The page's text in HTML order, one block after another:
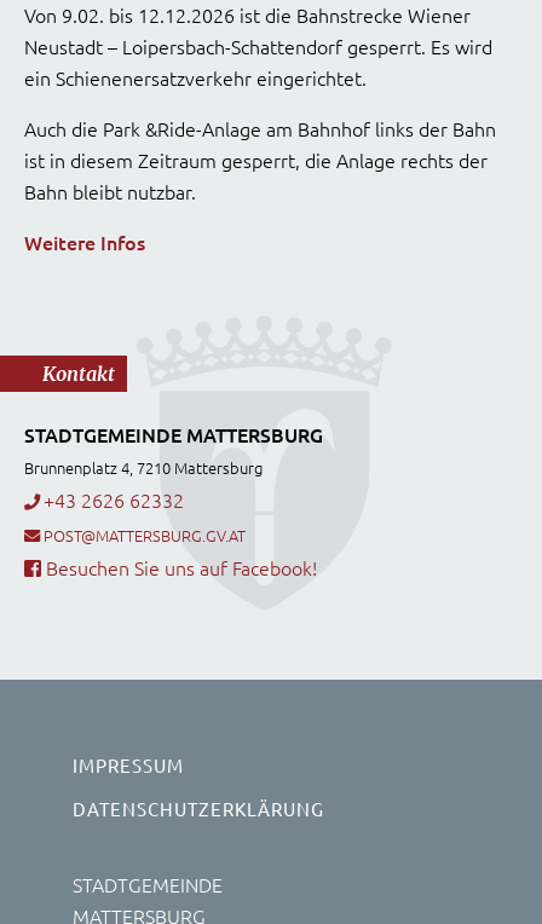
Von 9.02. bis 12.12.2026 ist die Bahnstrecke Wiener
Neustadt – Loipersbach-Schattendorf gesperrt. Es wird
ein Schienenersatzverkehr eingerichtet.
Auch die Park &Ride-Anlage am Bahnhof links der Bahn
ist in diesem Zeitraum gesperrt, die Anlage rechts der
Bahn bleibt nutzbar.
Weitere Infos
Kontakt
STADTGEMEINDE MATTERSBURG
Brunnenplatz 4, 7210 Mattersburg
+43 2626 62332
POST@MATTERSBURG.GV.AT
Besuchen Sie uns auf Facebook!
IMPRESSUM
DATENSCHUTZERKLÄRUNG
STADTGEMEINDE
MATTERSBURG